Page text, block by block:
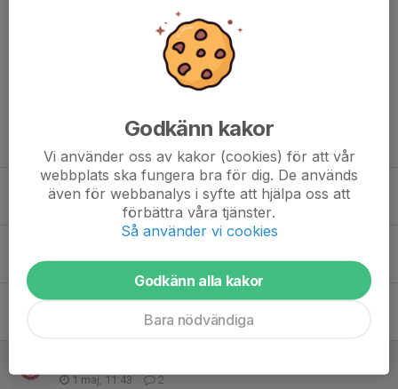
Resultat hittar du på denna sida:
timing.se/events/79/results?c=333&dm=1
Tidigare nyheter
Rosvallaspelen 2026 och DM för veteraner
Igår, 14:31 0
10 jun, 10:07 0
På gång i vår förening
0
1 maj, 11:43 2
Godkänn kakor
Vi använder oss av kakor (cookies) för att vår
webbplats ska fungera bra för dig. De används
även för webbanalys i syfte att hjälpa oss att
förbättra våra tjänster.
Så använder vi cookies
Godkänn alla kakor
Bara nödvändiga